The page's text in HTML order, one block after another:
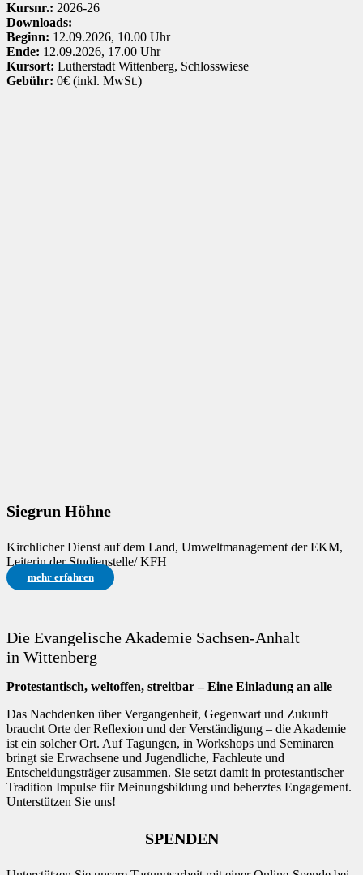
Kursnr.: 2026-26
Downloads:
Beginn: 12.09.2026, 10.00 Uhr
Ende: 12.09.2026, 17.00 Uhr
Kursort: Lutherstadt Wittenberg, Schlosswiese
Gebühr: 0€ (inkl. MwSt.)
Siegrun Höhne
Kirchlicher Dienst auf dem Land, Umweltmanagement der EKM,
Leiterin der Studienstelle/ KFH
mehr erfahren
Die Evangelische Akademie Sachsen-Anhalt
in Wittenberg
Protestantisch, weltoffen, streitbar – Eine Einladung an alle
Das Nachdenken über Vergangenheit, Gegenwart und Zukunft
braucht Orte der Reflexion und der Verständigung – die Akademie
ist ein solcher Ort. Auf Tagungen, in Workshops und Seminaren
bringt sie Erwachsene und Jugendliche, Fachleute und
Entscheidungsträger zusammen. Sie setzt damit in protestantischer
Tradition Impulse für Meinungsbildung und beherztes Engagement.
Unterstützen Sie uns!
SPENDEN